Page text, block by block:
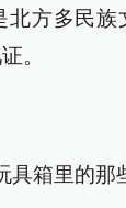
北方多民族
。
具箱里的那